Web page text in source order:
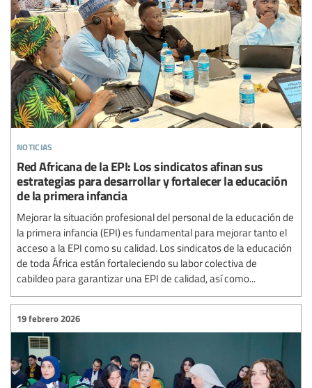
noticias
Red Africana de la EPI: Los sindicatos afinan sus
estrategias para desarrollar y fortalecer la educación
de la primera infancia
Mejorar la situación profesional del personal de la educación de
la primera infancia (EPI) es fundamental para mejorar tanto el
acceso a la EPI como su calidad. Los sindicatos de la educación
de toda África están fortaleciendo su labor colectiva de
cabildeo para garantizar una EPI de calidad, así como...
19 febrero 2026